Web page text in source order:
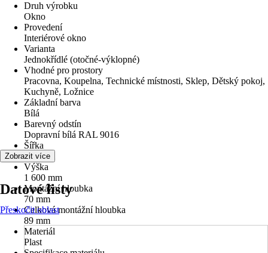
Druh výrobku
Okno
Provedení
Interiérové okno
Varianta
Jednokřídlé (otočné-výklopné)
Vhodné pro prostory
Pracovna, Koupelna, Technické místnosti, Sklep, Dětský pokoj,
Kuchyně, Ložnice
Základní barva
Bílá
Barevný odstín
Dopravní bílá RAL 9016
Šířka
850 mm
Výška
1 600 mm
Montážní hloubka
70 mm
Celková montážní hloubka
89 mm
Materiál
Plast
Zobrazit více
Datové listy
Přeskočit oblast